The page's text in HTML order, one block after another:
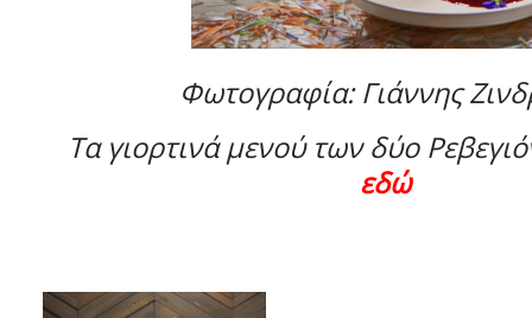
Φωτογραφία: Γιάννης
Τα γιορτινά μενού των δύο
εδώ